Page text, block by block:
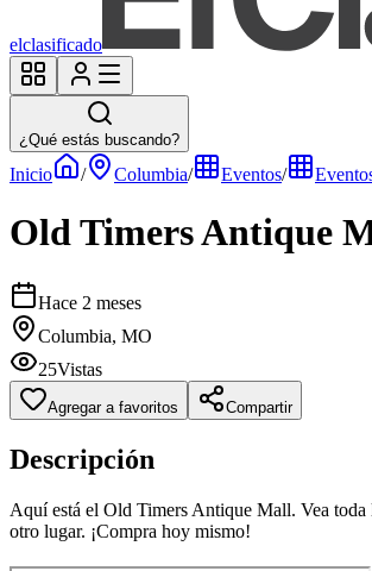
elclasificado
¿Qué estás buscando?
Inicio / Columbia/ Eventos/
Old Timers Antique
Hace 2 meses
Columbia, MO
25Vistas
Agregar a favoritos Compartir
Descripción
Aquí está el Old Timers Antique Mall. Vea toda
otro lugar. ¡Compra hoy mismo!